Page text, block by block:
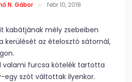
N. Gábor febr 10, 2018
kabátjának mély zsebeiben
kerülését az ételosztó sátornál,
valami furcsa kötelék tartotta
egy szót váltottak ilyenkor.